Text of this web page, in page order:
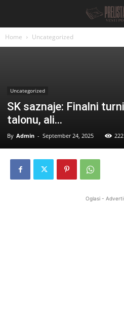
Home Uncategorized
Uncategorized
SK saznaje: Finalni
talonu, ali…
By Admin - September 24, 2025 222
Oglasi -